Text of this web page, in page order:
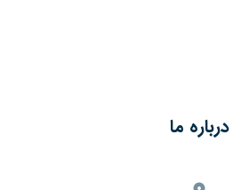
درباره ما